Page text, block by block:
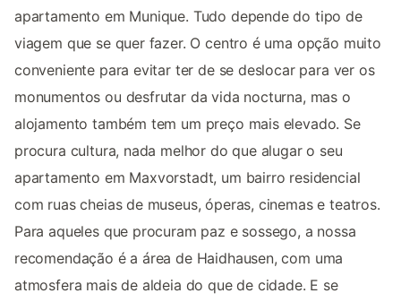
apartamento em Munique. Tudo depende do tipo de
viagem que se quer fazer. O centro é uma opção muito
conveniente para evitar ter de se deslocar para ver os
monumentos ou desfrutar da vida nocturna, mas o
alojamento também tem um preço mais elevado. Se
procura cultura, nada melhor do que alugar o seu
apartamento em Maxvorstadt, um bairro residencial
com ruas cheias de museus, óperas, cinemas e teatros.
Para aqueles que procuram paz e sossego, a nossa
recomendação é a área de Haidhausen, com uma
atmosfera mais de aldeia do que de cidade. E se